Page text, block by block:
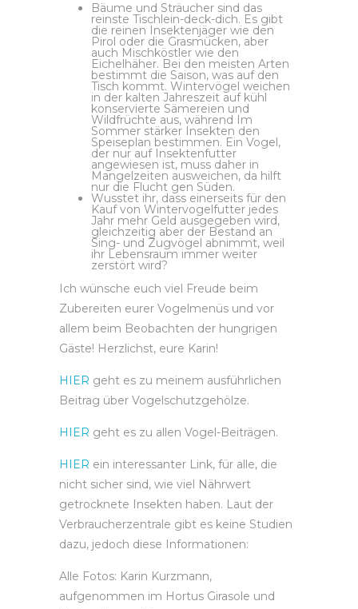
Bäume und Sträucher sind das
reinste Tischlein-deck-dich. Es gibt
die reinen Insektenjäger wie den
Pirol oder die Grasmücken, aber
auch Mischköstler wie den
Eichelhäher. Bei den meisten Arten
bestimmt die Saison, was auf den
Tisch kommt. Wintervögel weichen
in der kalten Jahreszeit auf kühl
konservierte Sämereien und
Wildfrüchte aus, während Im
Sommer stärker Insekten den
Speiseplan bestimmen. Ein Vogel,
der nur auf Insektenfutter
angewiesen ist, muss daher in
Mangelzeiten ausweichen, da hilft
nur die Flucht gen Süden.
Wusstet ihr, dass einerseits für den
Kauf von Wintervogelfutter jedes
Jahr mehr Geld ausgegeben wird,
gleichzeitig aber der Bestand an
Sing- und Zugvögel abnimmt, weil
ihr Lebensraum immer weiter
zerstört wird?
Ich wünsche euch viel Freude beim
Zubereiten eurer Vogelmenüs und vor
allem beim Beobachten der hungrigen
Gäste! Herzlichst, eure Karin!
HIER geht es zu meinem ausführlichen
Beitrag über Vogelschutzgehölze.
HIER geht es zu allen Vogel-Beiträgen.
HIER ein interessanter Link, für alle, die
nicht sicher sind, wie viel Nährwert
getrocknete Insekten haben. Laut der
Verbraucherzentrale gibt es keine Studien
dazu, jedoch diese Informationen:
Alle Fotos: Karin Kurzmann,
aufgenommen im Hortus Girasole und